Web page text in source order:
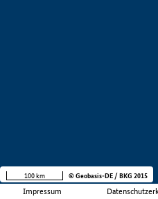
Impressum
100 km © Geobasis-DE / BKG 2015